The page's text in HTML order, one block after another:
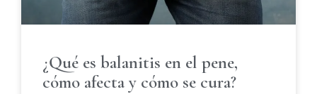
¿Qué es balanitis en el pene,
cómo afecta y cómo se cura?